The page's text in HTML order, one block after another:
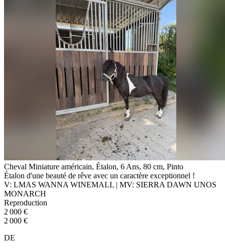
Cheval Miniature américain, Étalon, 6 Ans, 80 cm, Pinto
Étalon d'une beauté de rêve avec un caractère exceptionnel !
V: LMAS WANNA WINEMALL | MV: SIERRA DAWN UNOS
MONARCH
Reproduction
2 000 €
2 000 €
DE